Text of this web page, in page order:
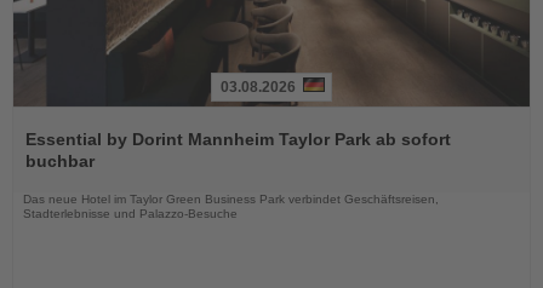
Sie
die
03.08.2026
Essential by Dorint Mannheim Taylor Park ab sofort
buchbar
Das neue Hotel im Taylor Green Business Park verbindet Geschäftsreisen,
Stadterlebnisse und Palazzo-Besuche